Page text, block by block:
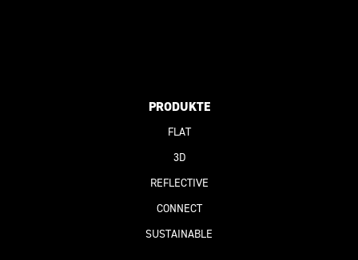
PRODUKTE
FLAT
3D
REFLECTIVE
CONNECT
SUSTAINABLE